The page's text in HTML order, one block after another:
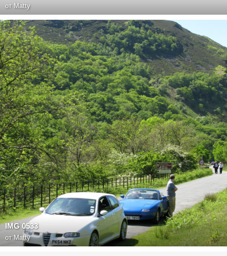
от Matty
IMG 0533
от Matty